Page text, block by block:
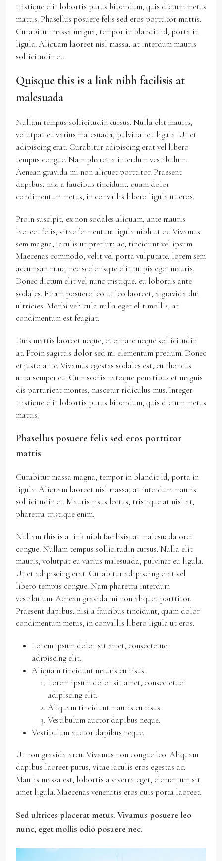
tristique elit lobortis purus bibendum, quis dictum metus
mattis. Phasellus posuere felis sed eros porttitor mattis.
Curabitur massa magna, tempor in blandit id, porta in
ligula. Aliquam laoreet nisl massa, at interdum mauris
sollicitudin et.
Quisque this is a link nibh facilisis at
malesuada
Nullam tempus sollicitudin cursus. Nulla elit mauris,
volutpat eu varius malesuada, pulvinar eu ligula. Ut et
adipiscing erat. Curabitur adipiscing erat vel libero
tempus congue. Nam pharetra interdum vestibulum.
Aenean gravida mi non aliquet porttitor. Praesent
dapibus, nisi a faucibus tincidunt, quam dolor
condimentum metus, in convallis libero ligula ut eros.
Proin suscipit, ex non sodales aliquam, ante mauris
laoreet felis, vitae fermentum ligula nibh ut ex. Vivamus
sem magna, iaculis ut pretium ac, tincidunt vel ipsum.
Maecenas commodo, velit vel porta vulputate, lorem sem
accumsan nunc, nec scelerisque elit turpis eget mauris.
Donec dictum elit vel nunc tristique, eu lobortis ante
sodales. Etiam posuere leo ut leo laoreet, a gravida dui
ultricies. Morbi vehicula nulla eget elit mollis, at
condimentum est feugiat.
Duis mattis laoreet neque, et ornare neque sollicitudin
at. Proin sagittis dolor sed mi elementum pretium. Donec
et justo ante. Vivamus egestas sodales est, eu rhoncus
urna semper eu. Cum sociis natoque penatibus et magnis
dis parturient montes, nascetur ridiculus mus. Integer
tristique elit lobortis purus bibendum, quis dictum metus
mattis.
Phasellus posuere felis sed eros porttitor
mattis
Curabitur massa magna, tempor in blandit id, porta in
ligula. Aliquam laoreet nisl massa, at interdum mauris
sollicitudin et. Mauris risus lectus, tristique at nisl at,
pharetra tristique enim.
Nullam this is a link nibh facilisis, at malesuada orci
congue. Nullam tempus sollicitudin cursus. Nulla elit
mauris, volutpat eu varius malesuada, pulvinar eu ligula.
Ut et adipiscing erat. Curabitur adipiscing erat vel
libero tempus congue. Nam pharetra interdum
vestibulum. Aenean gravida mi non aliquet porttitor.
Praesent dapibus, nisi a faucibus tincidunt, quam dolor
condimentum metus, in convallis libero ligula ut eros.
Lorem ipsum dolor sit amet, consectetuer
adipiscing elit.
Aliquam tincidunt mauris eu risus.
Lorem ipsum dolor sit amet, consectetuer
adipiscing elit.
Aliquam tincidunt mauris eu risus.
Vestibulum auctor dapibus neque.
Vestibulum auctor dapibus neque.
Ut non gravida arcu. Vivamus non congue leo. Aliquam
dapibus laoreet purus, vitae iaculis eros egestas ac.
Mauris massa est, lobortis a viverra eget, elementum sit
amet ligula. Maecenas venenatis eros quis porta laoreet.
Sed ultrices placerat metus. Vivamus posuere leo
nunc, eget mollis odio posuere nec.